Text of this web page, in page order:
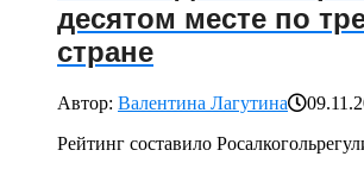
десятом месте по
стране
Автор: Валентина Лагутина
Рейтинг составило